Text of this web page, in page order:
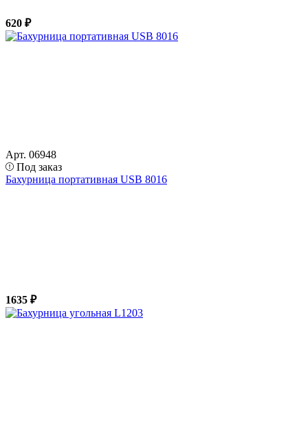
620 ₽
Арт. 06948
Под заказ
Бахурница портативная USB 8016
1635 ₽